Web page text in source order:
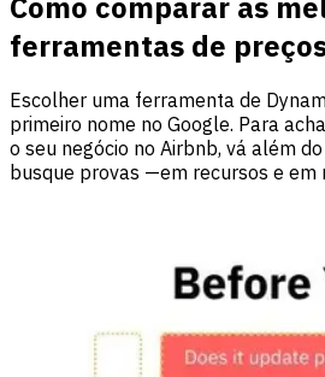
ferramentas de
Escolher uma ferramenta de
primeiro nome no Google. Para
o seu negócio no Airbnb, vá além
busque provas —em recursos e em